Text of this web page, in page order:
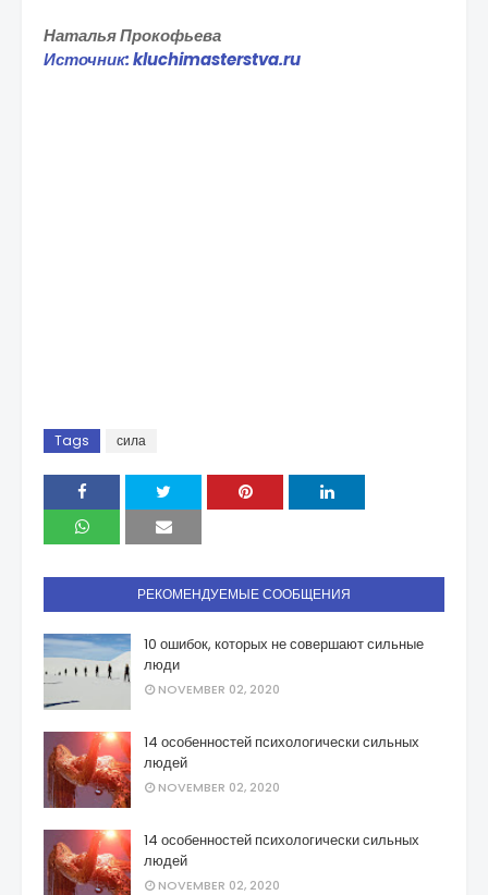
Наталья Прокофьева
Источник: kluchimasterstva.ru
Tags сила
РЕКОМЕНДУЕМЫЕ СООБЩЕНИЯ
10 ошибок, которых не совершают сильные
люди
NOVEMBER 02, 2020
14 особенностей психологически сильных
людей
NOVEMBER 02, 2020
14 особенностей психологически сильных
людей
NOVEMBER 02, 2020